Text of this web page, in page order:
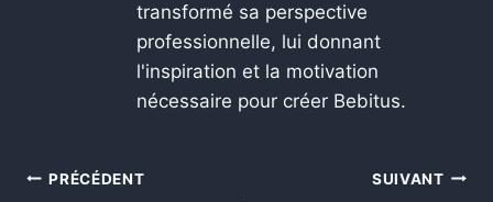
transformé sa perspective
professionnelle, lui donnant
l'inspiration et la motivation
nécessaire pour créer Bebitus.
PRÉCÉDENT SUIVANT